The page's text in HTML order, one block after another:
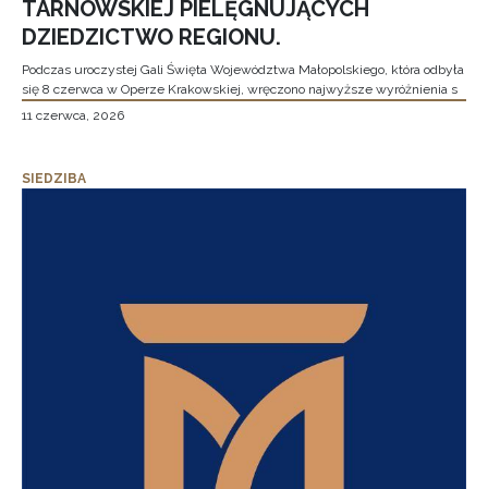
TARNOWSKIEJ PIELĘGNUJĄCYCH
DZIEDZICTWO REGIONU.
Podczas uroczystej Gali Święta Województwa Małopolskiego, która odbyła
się 8 czerwca w Operze Krakowskiej, wręczono najwyższe wyróżnienia s
11 czerwca, 2026
SIEDZIBA